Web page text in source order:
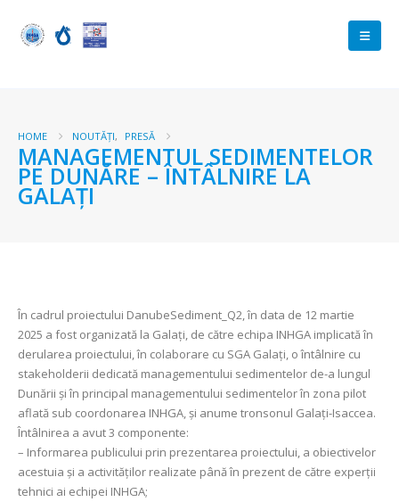
HOME NOUTĂȚI, PRESĂ
MANAGEMENTUL SEDIMENTELOR
PE DUNĂRE – ÎNTÂLNIRE LA
GALAȚI
În cadrul proiectului DanubeSediment_Q2, în data de 12 martie
2025 a fost organizată la Galați, de către echipa INHGA implicată în
derularea proiectului, în colaborare cu SGA Galați, o întâlnire cu
stakeholderii dedicată managementului sedimentelor de-a lungul
Dunării și în principal managementului sedimentelor în zona pilot
aflată sub coordonarea INHGA, și anume tronsonul Galați-Isaccea.
Întâlnirea a avut 3 componente:
– Informarea publicului prin prezentarea proiectului, a obiectivelor
acestuia și a activităților realizate până în prezent de către experții
tehnici ai echipei INHGA;